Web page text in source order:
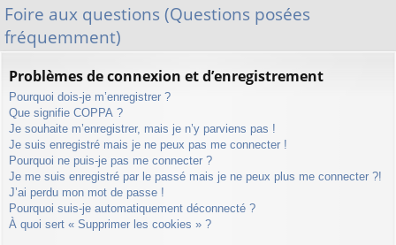
ra
pi
m
Foire aux questions (Questions posées
fréquemment)
Problèmes de connexion et d’enregistrement
Pourquoi dois-je m’enregistrer ?
Que signifie COPPA ?
Je souhaite m’enregistrer, mais je n’y parviens pas !
Je suis enregistré mais je ne peux pas me connecter !
Pourquoi ne puis-je pas me connecter ?
Je me suis enregistré par le passé mais je ne peux plus me connecter ?!
J’ai perdu mon mot de passe !
Pourquoi suis-je automatiquement déconnecté ?
À quoi sert « Supprimer les cookies » ?